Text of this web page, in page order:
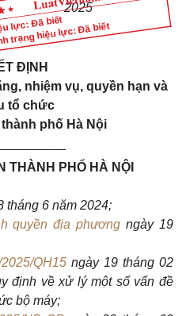
lực: Đã biết
trạng hiệu lực: Đã biết
2025
ĐỊNH
nhiệm vụ, quyền hạn và
tổ chức
phố Hà Nội
THÀNH PHỐ HÀ NỘI
tháng 6 năm 2024;
quyền địa phương ngày 19
QH15 ngày 19 tháng 02
định về xử lý một số vấn đề
bộ máy;